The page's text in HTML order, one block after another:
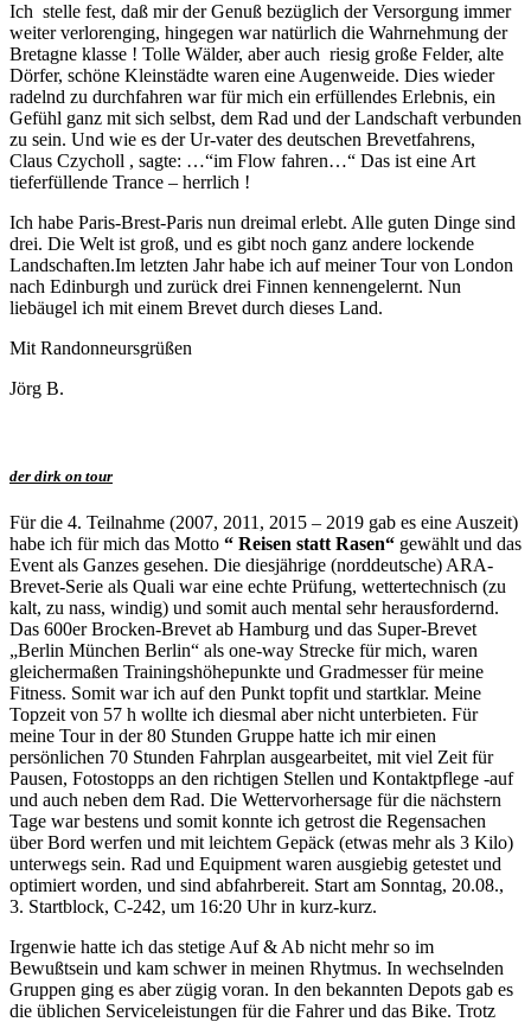
Ich stelle fest, daß mir der Genuß bezüglich der Versorgung immer
weiter verlorenging, hingegen war natürlich die Wahrnehmung der
Bretagne klasse ! Tolle Wälder, aber auch riesig große Felder, alte
Dörfer, schöne Kleinstädte waren eine Augenweide. Dies wieder
radelnd zu durchfahren war für mich ein erfüllendes Erlebnis, ein
Gefühl ganz mit sich selbst, dem Rad und der Landschaft verbunden
zu sein. Und wie es der Ur-vater des deutschen Brevetfahrens,
Claus Czycholl , sagte: …“im Flow fahren…“ Das ist eine Art
tieferfüllende Trance – herrlich !
Ich habe Paris-Brest-Paris nun dreimal erlebt. Alle guten Dinge sind
drei. Die Welt ist groß, und es gibt noch ganz andere lockende
Landschaften.Im letzten Jahr habe ich auf meiner Tour von London
nach Edinburgh und zurück drei Finnen kennengelernt. Nun
liebäugel ich mit einem Brevet durch dieses Land.
Mit Randonneursgrüßen
Jörg B.
der dirk on tour
Für die 4. Teilnahme (2007, 2011, 2015 – 2019 gab es eine Auszeit)
habe ich für mich das Motto “ Reisen statt Rasen“ gewählt und das
Event als Ganzes gesehen. Die diesjährige (norddeutsche) ARA-
Brevet-Serie als Quali war eine echte Prüfung, wettertechnisch (zu
kalt, zu nass, windig) und somit auch mental sehr herausfordernd.
Das 600er Brocken-Brevet ab Hamburg und das Super-Brevet
„Berlin München Berlin“ als one-way Strecke für mich, waren
gleichermaßen Trainingshöhepunkte und Gradmesser für meine
Fitness. Somit war ich auf den Punkt topfit und startklar. Meine
Topzeit von 57 h wollte ich diesmal aber nicht unterbieten. Für
meine Tour in der 80 Stunden Gruppe hatte ich mir einen
persönlichen 70 Stunden Fahrplan ausgearbeitet, mit viel Zeit für
Pausen, Fotostopps an den richtigen Stellen und Kontaktpflege -auf
und auch neben dem Rad. Die Wettervorhersage für die nächstern
Tage war bestens und somit konnte ich getrost die Regensachen
über Bord werfen und mit leichtem Gepäck (etwas mehr als 3 Kilo)
unterwegs sein. Rad und Equipment waren ausgiebig getestet und
optimiert worden, und sind abfahrbereit. Start am Sonntag, 20.08.,
3. Startblock, C-242, um 16:20 Uhr in kurz-kurz.
Irgenwie hatte ich das stetige Auf & Ab nicht mehr so im
Bewußtsein und kam schwer in meinen Rhytmus. In wechselnden
Gruppen ging es aber zügig voran. In den bekannten Depots gab es
die üblichen Serviceleistungen für die Fahrer und das Bike. Trotz